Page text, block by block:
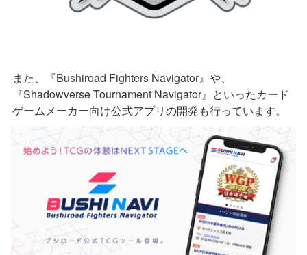
また、『Bushiroad Fighters Navigator』や、
『Shadowverse Tournament Navigator』といったカード
ゲームメーカー向け公式アプリの開発も行っています。